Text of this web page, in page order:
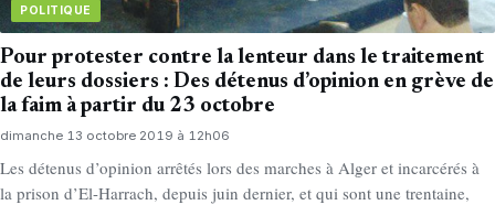
POLITIQUE
Pour protester contre la lenteur dans le traitement
de leurs dossiers : Des détenus d’opinion en grève de
la faim à partir du 23 octobre
dimanche 13 octobre 2019 à 12h06
Les détenus d’opinion arrêtés lors des marches à Alger et incarcérés à
la prison d’El-Harrach, depuis juin dernier, et qui sont une trentaine,